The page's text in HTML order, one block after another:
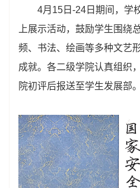
4月15日-24日期间，学
上展示活动，鼓励学生围绕
频、书法、绘画等多种文艺
成就。各二级学院认真组织
院初评后报送至学生发展部。